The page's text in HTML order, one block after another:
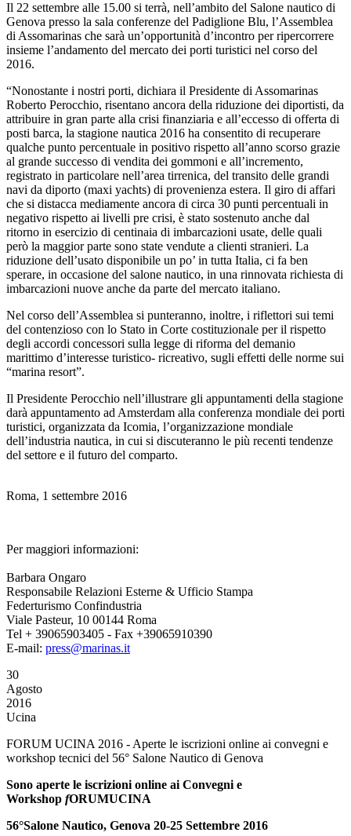
Il 22 settembre alle 15.00 si terrà, nell’ambito del Salone nautico di
Genova presso la sala conferenze del Padiglione Blu, l’Assemblea
di Assomarinas che sarà un’opportunità d’incontro per ripercorrere
insieme l’andamento del mercato dei porti turistici nel corso del
2016.
“Nonostante i nostri porti, dichiara il Presidente di Assomarinas
Roberto Perocchio, risentano ancora della riduzione dei diportisti, da
attribuire in gran parte alla crisi finanziaria e all’eccesso di offerta di
posti barca, la stagione nautica 2016 ha consentito di recuperare
qualche punto percentuale in positivo rispetto all’anno scorso grazie
al grande successo di vendita dei gommoni e all’incremento,
registrato in particolare nell’area tirrenica, del transito delle grandi
navi da diporto (maxi yachts) di provenienza estera. Il giro di affari
che si distacca mediamente ancora di circa 30 punti percentuali in
negativo rispetto ai livelli pre crisi, è stato sostenuto anche dal
ritorno in esercizio di centinaia di imbarcazioni usate, delle quali
però la maggior parte sono state vendute a clienti stranieri. La
riduzione dell’usato disponibile un po’ in tutta Italia, ci fa ben
sperare, in occasione del salone nautico, in una rinnovata richiesta di
imbarcazioni nuove anche da parte del mercato italiano.
Nel corso dell’Assemblea si punteranno, inoltre, i riflettori sui temi
del contenzioso con lo Stato in Corte costituzionale per il rispetto
degli accordi concessori sulla legge di riforma del demanio
marittimo d’interesse turistico- ricreativo, sugli effetti delle norme sui
“marina resort”.
Il Presidente Perocchio nell’illustrare gli appuntamenti della stagione
darà appuntamento ad Amsterdam alla conferenza mondiale dei porti
turistici, organizzata da Icomia, l’organizzazione mondiale
dell’industria nautica, in cui si discuteranno le più recenti tendenze
del settore e il futuro del comparto.
Roma, 1 settembre 2016
Per maggiori informazioni:
Barbara Ongaro
Responsabile Relazioni Esterne & Ufficio Stampa
Federturismo Confindustria
Viale Pasteur, 10 00144 Roma
Tel + 39065903405 - Fax +39065910390
E-mail: press@marinas.it
30
Agosto
2016
Ucina
FORUM UCINA 2016 - Aperte le iscrizioni online ai convegni e
workshop tecnici del 56° Salone Nautico di Genova
Sono aperte le iscrizioni online ai Convegni e
Workshop fORUMUCINA
56°Salone Nautico, Genova 20-25 Settembre 2016